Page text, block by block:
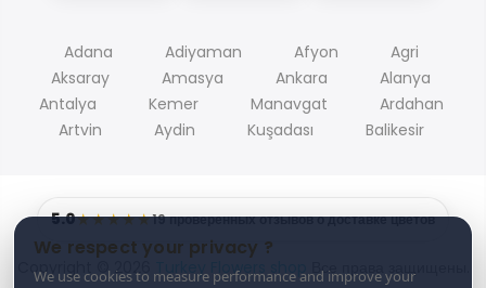
We respect your privacy ?
We use cookies to measure performance and improve your
Adana Adiyaman Afyon
Agri
Aksaray
Amasya Ankara
Alanya
Antalya
Kemer Manavgat
Ardahan
Artvin
Aydin Kuşadası Balikesir
5.0★★★★★19 проверенных отзывов о доставке цветов
Copyright © 2026 Turkey Flowers shop Все права защищены.